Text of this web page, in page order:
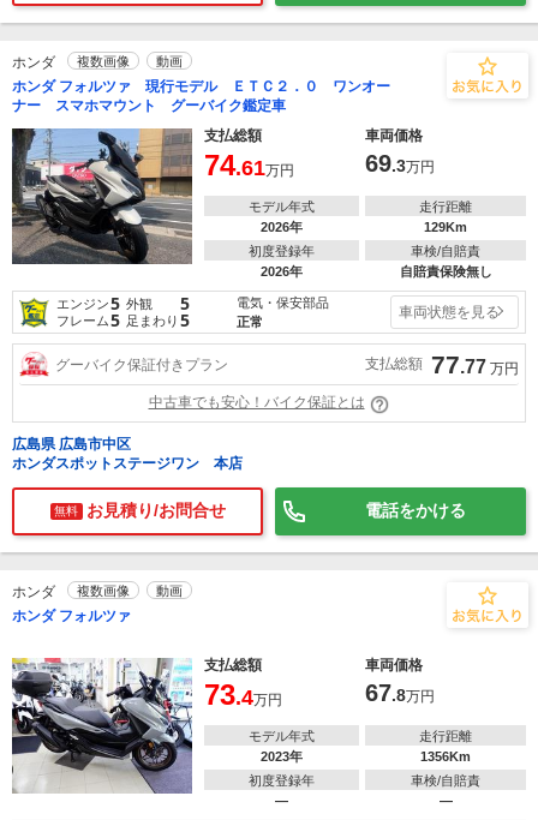
ホンダ 複数画像 動画
ホンダ フォルツァ 現行モデル ＥＴＣ２．０ ワンオー
ナー スマホマウント グーバイク鑑定車
支払総額
車両価格
74.61万円 69.3万円
モデル年式
2026年
走行距離
129Km
初度登録年
2026年
車検/自賠責
自賠責保険無し
エンジン5 外観 5
フレーム5 足まわり 5
電気・保安部品
正常
車両状態を見る
グーバイク保証付きプラン 支払総額 77.77 万円
中古車でも安心！バイク保証とは
広島県 広島市中区
ホンダスポットステージワン 本店
無料 お見積り/お問合せ 電話をかける
ホンダ 複数画像 動画
ホンダ フォルツァ
支払総額 車両価格
73.4万円 67.8万円
モデル年式
2023年
走行距離
1356Km
初度登録年
―
車検/自賠責
―